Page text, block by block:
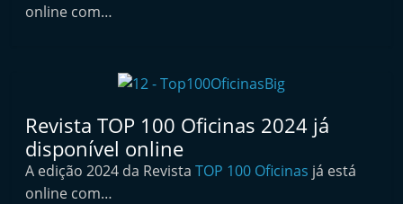
d
p
e
n
online com…
Revista TOP 100 Oficinas 2024 já
disponível online
A edição 2024 da RevistaTOP 100 Oficinas já está
online com…